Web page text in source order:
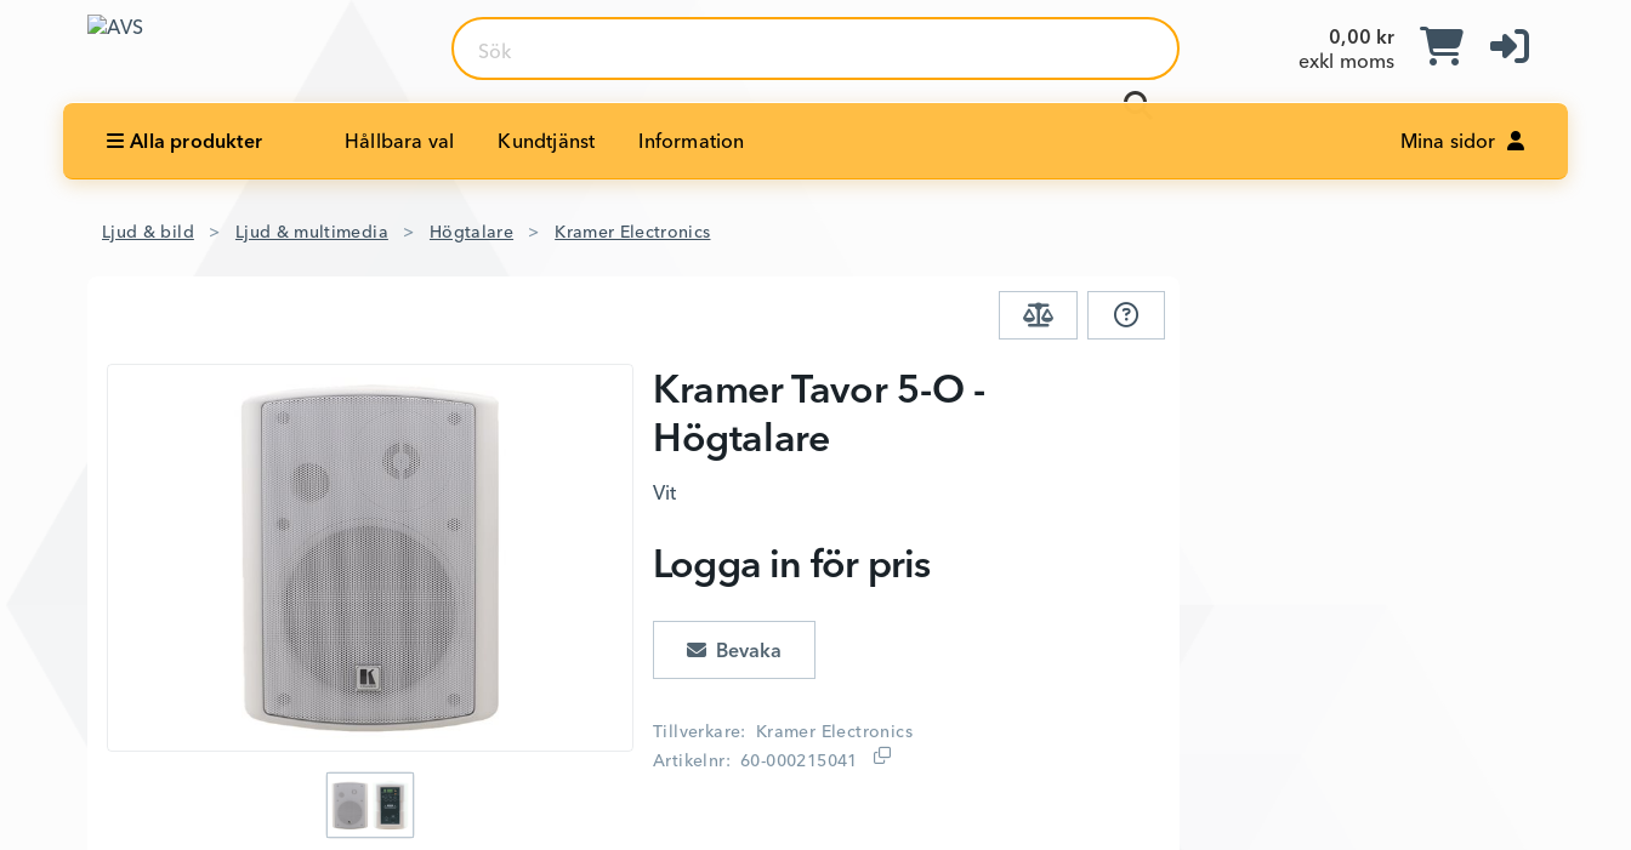
0,00 kr
exkl moms
Sök
Alla produkter Hållbara val Kundtjänst Information Mina sidor
Ljud & bild Ljud & multimedia Högtalare Kramer Electronics
Kramer Tavor 5-O -
Högtalare
Vit
Tillverkare
Kramer Electronics
Artikelnr
60-000215041
Logga in för pris